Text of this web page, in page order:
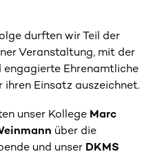
durften wir Teil der
Veranstaltung, mit der
Ehrenamtliche
Einsatz auszeichnet.
unser Kollege Marc
über die
und unser DKMS